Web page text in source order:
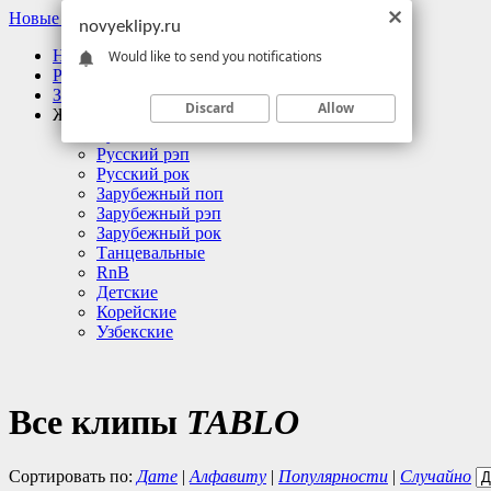
Новые Клипы
Новые клипы
Русские клипы
Зарубежные клипы
Жанры
Русский рэп
Русский рок
Зарубежный поп
Зарубежный рэп
Зарубежный рок
Танцевальные
RnB
Детские
Корейские
Узбекские
Все клипы TABLO
Сортировать по: Дате | Алфавиту | Популярности | Случайно
novyeklipy.ru
Would like to send you notifications
Discard Allow